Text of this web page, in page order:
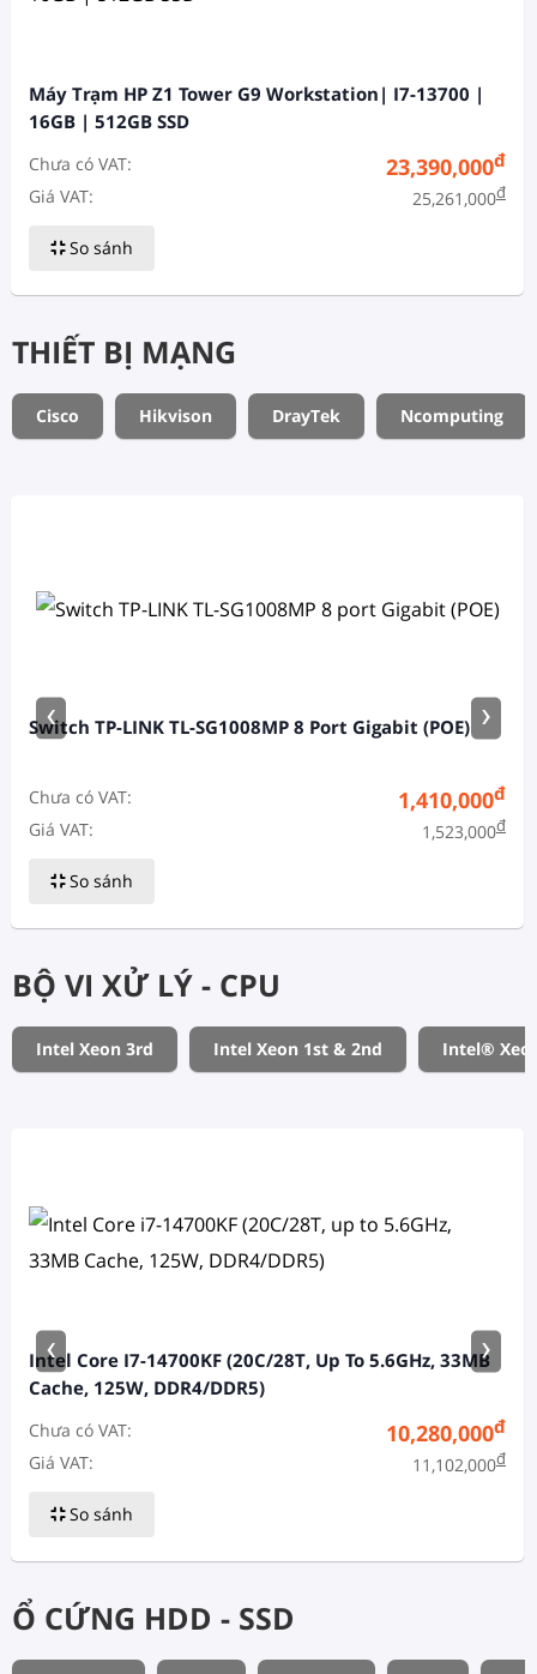
Máy Trạm HP Z1 Tower G9 Workstation| I7-13700 |
16GB | 512GB SSD
Chưa có VAT: 23,390,000đ
Giá VAT: 25,261,000đ
So sánh
THIẾT BỊ MẠNG
Cisco Hikvison DrayTek Ncomputing
Switch TP-LINK TL-SG1008MP 8 Port Gigabit (POE)
Chưa có VAT: 1,410,000đ
Giá VAT: 1,523,000đ
So sánh
‹ ›
BỘ VI XỬ LÝ - CPU
Intel Xeon 3rd Intel Xeon 1st & 2nd Intel®
Intel Core I7-14700KF (20C/28T, Up To 5.6GHz, 33MB
Cache, 125W, DDR4/DDR5)
Chưa có VAT: 10,280,000đ
Giá VAT: 11,102,000đ
So sánh
‹ ›
Ổ CỨNG HDD - SSD